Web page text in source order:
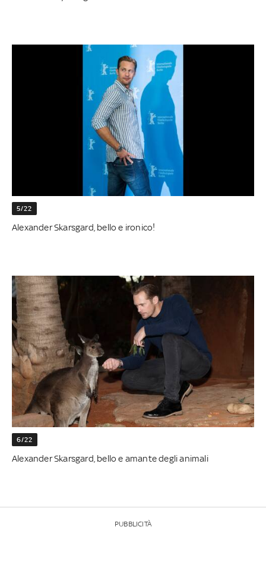
5/22
Alexander Skarsgard, bello e ironico!
6/22
Alexander Skarsgard, bello e amante degli animali
PUBBLICITÀ